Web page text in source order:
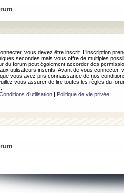
vous devez être inscrit. L’inscription
secondes mais vous offre de multiples
du forum peut également accorder des
utilisateurs inscrits. Avant de vous connecter,
vous avez pris connaissance de nos
vous assurer de lire toutes les règles du
Conditions d’utilisation| Politique de vie privée